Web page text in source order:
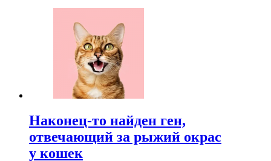
Наконец-то найден ген,
отвечающий за рыжий окрас
у кошек